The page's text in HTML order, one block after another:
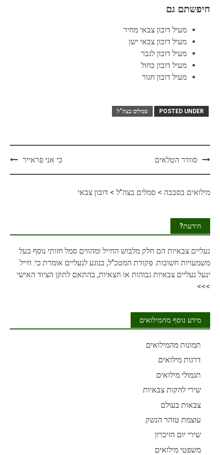
חיפשתם גם
מעיל דובון צבאי מחיר
מעיל דובון צבאי ישן
מעיל דובון לגבר
מעיל דובון כחול
מעיל דובון חגור
POSTED UNDER סמלים בצה"ל
Postסוודר הטלאים כי אני פראייר
מילואים בסבבה > סמלים בצה"ל > דובון צבאי
הידעת?
נעליים צבאיות הם חלק מלבוש החייל ומהווים סמל חזותי נוסף בעל
משמעויות חשובות. פקודת המטכ"ל, בנוגע לנעליים אומרת כי: חייל
ינעל נעליים צבאיות גבוהות או חצאיות, בהתאם לתקן הציוד האישי
>>>
מידע נוסף מהמילואים
תמונות מהמילואים
דרגות מילואים
תגמולי מילואים
שירי להקות צבאיות
צבאות בעולם
עוצמת טוהר הנשק
שירי יום הזיכרון
משפטי מילואים